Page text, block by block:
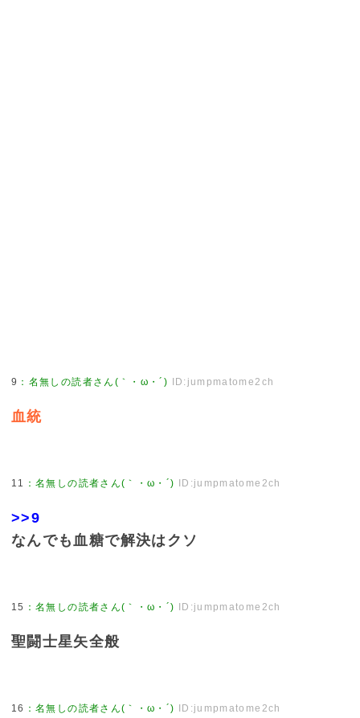
9 ： 名無しの読者さん(｀・ω・´) ID:jumpmatome2ch
血統
11 ：名無しの読者さん(｀・ω・´) ID:jumpmatome2ch
>>9
なんでも血糖で解決はクソ
15 ：名無しの読者さん(｀・ω・´) ID:jumpmatome2ch
聖闘士星矢全般
16 ：名無しの読者さん(｀・ω・´) ID:jumpmatome2ch